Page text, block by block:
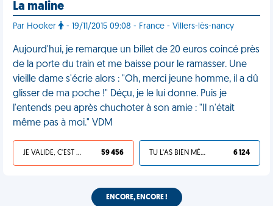
La maline
Par Hooker - 19/11/2015 09:08 - France - Villers-lès-nancy
Aujourd'hui, je remarque un billet de 20 euros coincé près
de la porte du train et me baisse pour le ramasser. Une
vieille dame s'écrie alors : "Oh, merci jeune homme, il a dû
glisser de ma poche !" Déçu, je le lui donne. Puis je
l'entends peu après chuchoter à son amie : "Il n'était
même pas à moi." VDM
JE VALIDE, C'EST UNE VDM 59 456 TU L'AS BIEN MÉRITÉ 6 124
ENCORE, ENCORE !